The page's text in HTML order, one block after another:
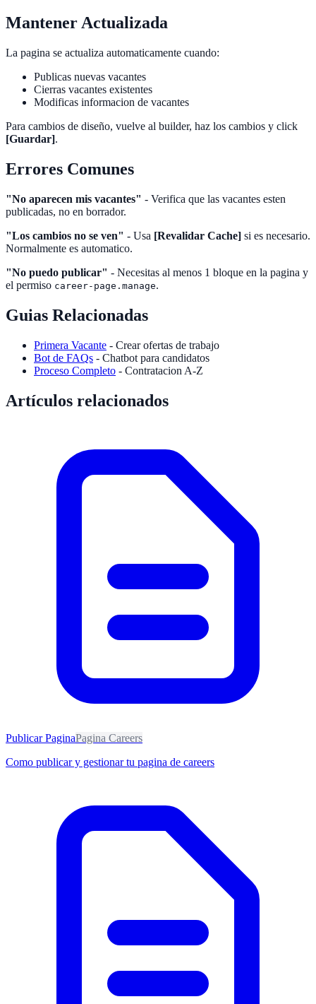
Mantener Actualizada
La pagina se actualiza automaticamente cuando:
Publicas nuevas vacantes
Cierras vacantes existentes
Modificas informacion de vacantes
Para cambios de diseño, vuelve al builder, haz los cambios y click
[Guardar].
Errores Comunes
"No aparecen mis vacantes" - Verifica que las vacantes esten
publicadas, no en borrador.
"Los cambios no se ven" - Usa [Revalidar Cache] si es necesario.
Normalmente es automatico.
"No puedo publicar" - Necesitas al menos 1 bloque en la pagina y
el permiso career-page.manage.
Guias Relacionadas
Primera Vacante - Crear ofertas de trabajo
Bot de FAQs - Chatbot para candidatos
Proceso Completo - Contratacion A-Z
Artículos relacionados
Publicar PaginaPagina Careers
Como publicar y gestionar tu pagina de careers